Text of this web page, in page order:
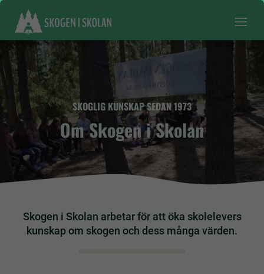
SKOGLIG KUNSKAP SEDAN 1973
Om Skogen i Skolan
Skogen i Skolan arbetar för att öka skolelevers
kunskap om skogen och dess många värden.